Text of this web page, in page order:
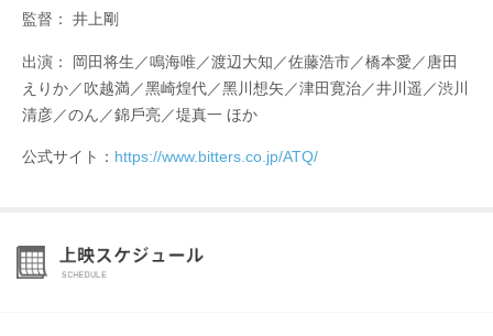
監督： 井上剛
出演： 岡⽥将⽣／鳴海唯／渡辺⼤知／佐藤浩市／橋本愛／唐⽥
えりか／吹越満／⿊崎煌代／⿊川想⽮／津⽥寛治／井川遥／渋川
清彦／のん／錦⼾亮／堤真⼀ ほか
公式サイト： https://www.bitters.co.jp/ATQ/